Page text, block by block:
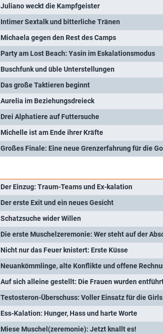
Juliano weckt die Kampfgeister
Intimer Sextalk und bitterliche Tränen
Michaela gegen den Rest des Camps
Party am Lost Beach: Yasin im Eskalationsmodus
Buschfunk und üble Unterstellungen
Das große Taktieren beginnt
Aurelia im Beziehungsdreieck
Drei Alphatiere auf Futtersuche
Michelle ist am Ende ihrer Kräfte
Großes Finale: Eine neue Grenzerfahrung für die
Der Einzug: Traum-Teams und Ex-kalation
Der erste Exit und ein neues Gesicht
Schatzsuche wider Willen
Die erste Muschelzeremonie: Wer steht auf der
Nicht nur das Feuer knistert: Erste Küsse
Neuankömmlinge, alte Konflikte und offene
Auf sich alleine gestellt: Die Frauen wurden
Testosteron-Überschuss: Voller Einsatz für die Girls
Ess-Kalation: Hunger, Hass und harte Worte
Miese Muschel(zeremonie): Jetzt knallt es!